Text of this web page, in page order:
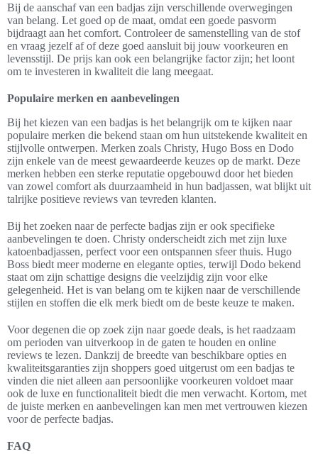
Bij de aanschaf van een badjas zijn verschillende overwegingen
van belang. Let goed op de maat, omdat een goede pasvorm
bijdraagt aan het comfort. Controleer de samenstelling van de stof
en vraag jezelf af of deze goed aansluit bij jouw voorkeuren en
levensstijl. De prijs kan ook een belangrijke factor zijn; het loont
om te investeren in kwaliteit die lang meegaat.
Populaire merken en aanbevelingen
Bij het kiezen van een badjas is het belangrijk om te kijken naar
populaire merken die bekend staan om hun uitstekende kwaliteit en
stijlvolle ontwerpen. Merken zoals Christy, Hugo Boss en Dodo
zijn enkele van de meest gewaardeerde keuzes op de markt. Deze
merken hebben een sterke reputatie opgebouwd door het bieden
van zowel comfort als duurzaamheid in hun badjassen, wat blijkt uit
talrijke positieve reviews van tevreden klanten.
Bij het zoeken naar de perfecte badjas zijn er ook specifieke
aanbevelingen te doen. Christy onderscheidt zich met zijn luxe
katoenbadjassen, perfect voor een ontspannen sfeer thuis. Hugo
Boss biedt meer moderne en elegante opties, terwijl Dodo bekend
staat om zijn schattige designs die veelzijdig zijn voor elke
gelegenheid. Het is van belang om te kijken naar de verschillende
stijlen en stoffen die elk merk biedt om de beste keuze te maken.
Voor degenen die op zoek zijn naar goede deals, is het raadzaam
om perioden van uitverkoop in de gaten te houden en online
reviews te lezen. Dankzij de breedte van beschikbare opties en
kwaliteitsgaranties zijn shoppers goed uitgerust om een badjas te
vinden die niet alleen aan persoonlijke voorkeuren voldoet maar
ook de luxe en functionaliteit biedt die men verwacht. Kortom, met
de juiste merken en aanbevelingen kan men met vertrouwen kiezen
voor de perfecte badjas.
FAQ